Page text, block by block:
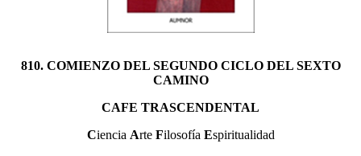
810. COMIENZO DEL SEGUNDO CICLO DEL SEXTO
CAMINO
CAFE TRASCENDENTAL
Ciencia Arte Filosofía Espiritualidad